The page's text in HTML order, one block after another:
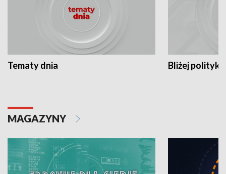
Tematy dnia Bliżej polityki
MAGAZYNY